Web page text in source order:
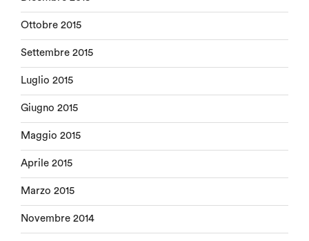
Ottobre 2015
Settembre 2015
Luglio 2015
Giugno 2015
Maggio 2015
Aprile 2015
Marzo 2015
Novembre 2014